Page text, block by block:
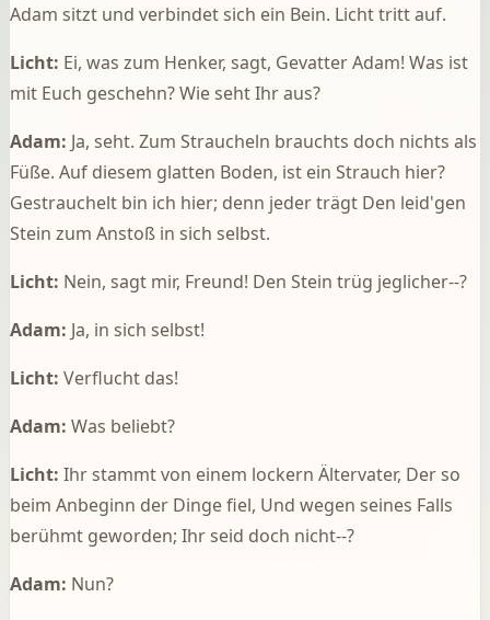
Adam sitzt und verbindet sich ein Bein. Licht tritt auf.
Licht: Ei, was zum Henker, sagt, Gevatter Adam! Was ist
mit Euch geschehn? Wie seht Ihr aus?
Adam: Ja, seht. Zum Straucheln brauchts doch nichts als
Füße. Auf diesem glatten Boden, ist ein Strauch hier?
Gestrauchelt bin ich hier; denn jeder trägt Den leid'gen
Stein zum Anstoß in sich selbst.
Licht: Nein, sagt mir, Freund! Den Stein trüg jeglicher--?
Adam: Ja, in sich selbst!
Licht: Verflucht das!
Adam: Was beliebt?
Licht: Ihr stammt von einem lockern Ältervater, Der so
beim Anbeginn der Dinge fiel, Und wegen seines Falls
berühmt geworden; Ihr seid doch nicht--?
Adam: Nun?